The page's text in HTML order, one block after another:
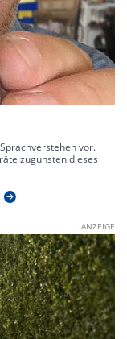
vor.
zugunsten dieses
ANZEIGE